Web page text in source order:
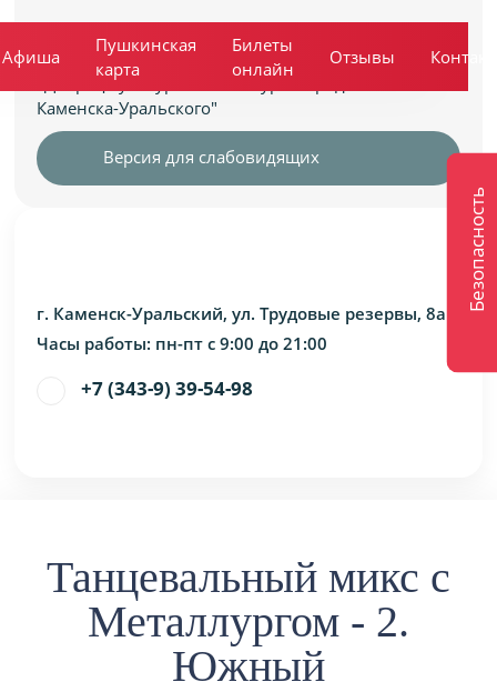
Муниципальное автономное учреждение
культуры
«Дворец Культуры «Металлург» города
Каменска-Уральского"
Версия для слабовидящих
г. Каменск-Уральский, ул. Трудовые резервы, 8а
Часы работы: пн-пт с 9:00 до 21:00
+7 (343-9) 39-54-98
Афиша
Пушкинская
карта
Билеты
онлайн
Отзывы
Танцевальный микс с
Металлургом - 2.
Южный
Безопасность